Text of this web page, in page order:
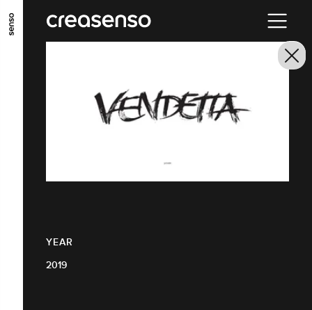
GO TO MAIN CONTENT GO TO MAIN MENU
YEAR
2019